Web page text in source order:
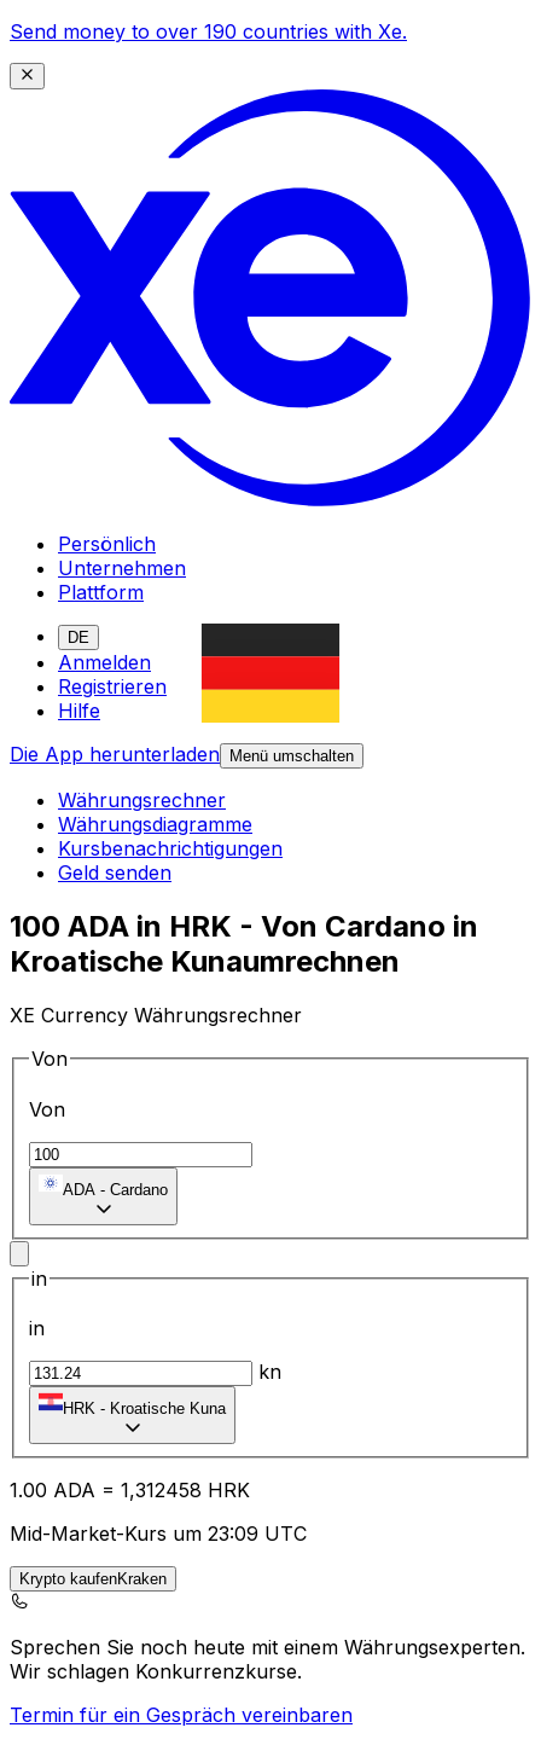
Send money to over 190 countries with Xe.
Persönlich
Unternehmen
Plattform
DE
Anmelden
Registrieren
Hilfe
Die App herunterladen
Menü umschalten
Währungsrechner
Währungsdiagramme
Kursbenachrichtigungen
Geld senden
100 ADA in HRK - Von Cardano in
Kroatische Kunaumrechnen
XE Currency Währungsrechner
Von
Von
ADA - Cardano
in
in
kn
HRK - Kroatische Kuna
1.00 ADA = 1,312458 HRK
Mid-Market-Kurs um 23:09 UTC
Krypto kaufenKraken
Sprechen Sie noch heute mit einem Währungsexperten.
Wir schlagen Konkurrenzkurse.
Termin für ein Gespräch vereinbaren